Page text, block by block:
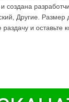
Другие. Размер
и оставьте